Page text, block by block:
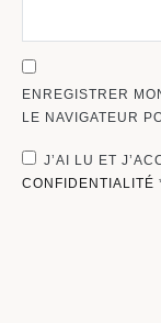
ENREGISTRER
LE NAVIGATEUR
J’AI LU ET
CONFIDENTIALITÉ